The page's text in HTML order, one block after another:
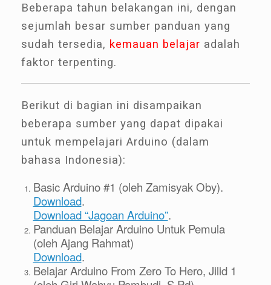
Beberapa tahun belakangan ini, dengan
sejumlah besar sumber panduan yang
sudah tersedia, kemauan belajar adalah
faktor terpenting.
Berikut di bagian ini disampaikan
beberapa sumber yang dapat dipakai
untuk mempelajari Arduino (dalam
bahasa Indonesia):
Basic Arduino #1 (oleh Zamisyak Oby).
Download.
Download “Jagoan Arduino”.
Panduan Belajar Arduino Untuk Pemula
(oleh Ajang Rahmat)
Download.
Belajar Arduino From Zero To Hero, Jilid 1